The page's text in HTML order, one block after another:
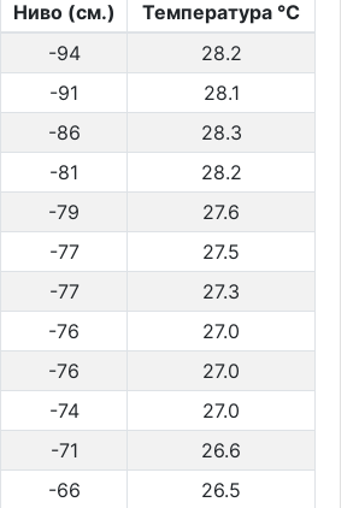
Ниво (см.)
Температурa ℃
-94
28.2
-91
28.1
-86
28.3
-81
28.2
-79
27.6
-77
27.5
-77
27.3
-76
27.0
-76
27.0
-74
27.0
-71
26.6
-66
26.5